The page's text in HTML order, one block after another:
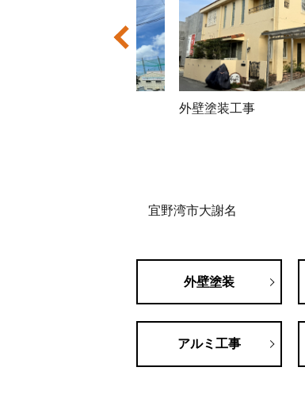
外壁塗装防水遮熱工事
宜野湾市大謝名
外壁塗装
アルミ工事